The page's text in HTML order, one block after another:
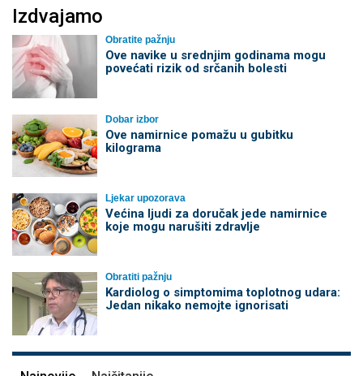
Izdvajamo
Obratite pažnju
Ove navike u srednjim godinama mogu
povećati rizik od srčanih bolesti
Dobar izbor
Ove namirnice pomažu u gubitku
kilograma
Ljekar upozorava
Većina ljudi za doručak jede namirnice
koje mogu narušiti zdravlje
Obratiti pažnju
Kardiolog o simptomima toplotnog udara:
Jedan nikako nemojte ignorisati